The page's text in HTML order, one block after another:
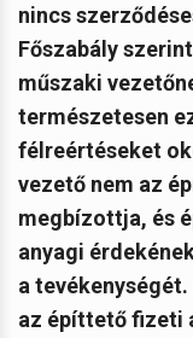
nincs
Főszabály
műszaki
természetesen
félreértéseket
vezető nem az
megbízottja, és
anyagi
a
az építtető fizeti